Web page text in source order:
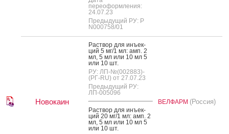
переоформления:
24.07.23
Предыдущий РУ: Р
N000758/01
Новокаин
Рас­твор для инъ­ек­
ций 5 мг/1 мл: амп. 2
мл, 5 мл или 10 мл 5
или 10 шт.
РУ: ЛП-№(002883)-
(РГ-RU) от 27.07.23
Предыдущий РУ:
ЛП-005096
Рас­твор для инъ­ек­
ций 20 мг/1 мл: амп. 2
мл, 5 мл или 10 мл 5
или 10 шт.
ВЕЛФАРМ (Россия)